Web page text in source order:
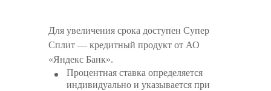
Для увеличения срока доступен Супер
Сплит — кредитный продукт от АО
«Яндекс Банк».
Процентная ставка определяется
индивидуально и указывается при